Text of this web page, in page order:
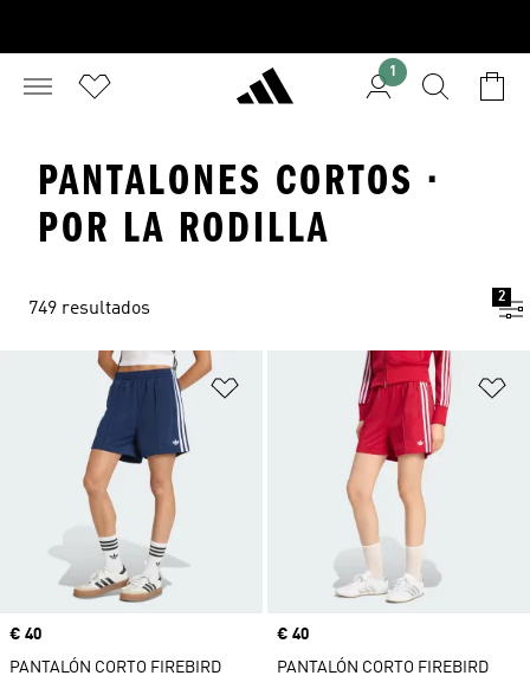
1
PANTALONES CORTOS ·
POR LA RODILLA
749 resultados
2
Añadir a la lista de deseos
Precio
€ 40
PANTALÓN CORTO FIREBIRD
Precio
€ 40
PANTALÓN CORTO FIREBIRD